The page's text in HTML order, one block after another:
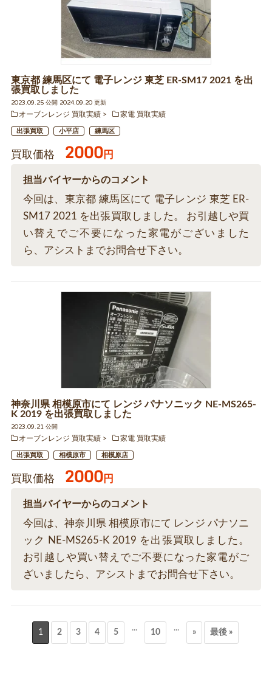
東京都 練馬区にて 電子レンジ 東芝 ER-SM17 2021 を出
張買取しました
2023.09.25 公開 2024.09.20 更新
オーブンレンジ 買取実績
家電 買取実績
出張買取 小平店 練馬区
買取価格 2000円
担当バイヤーからのコメント
今回は、東京都 練馬区にて 電子レンジ 東芝 ER-
SM17 2021 を出張買取しました。 お引越しや買
い替えでご不要になった家電がございました
ら、アシストまでお問合せ下さい。
神奈川県 相模原市にて レンジ パナソニック NE-MS265-
K 2019 を出張買取しました
2023.09.21 公開
オーブンレンジ 買取実績
家電 買取実績
出張買取 相模原市 相模原店
買取価格 2000円
担当バイヤーからのコメント
今回は、神奈川県 相模原市にて レンジ パナソニ
ック NE-MS265-K 2019 を出張買取しました。
お引越しや買い替えでご不要になった家電がご
ざいましたら、アシストまでお問合せ下さい。
1 2 3 4 5 ... 10 ... » 最後 »